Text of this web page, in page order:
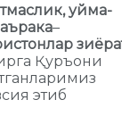
уйма-
–
Қуръони
этиб